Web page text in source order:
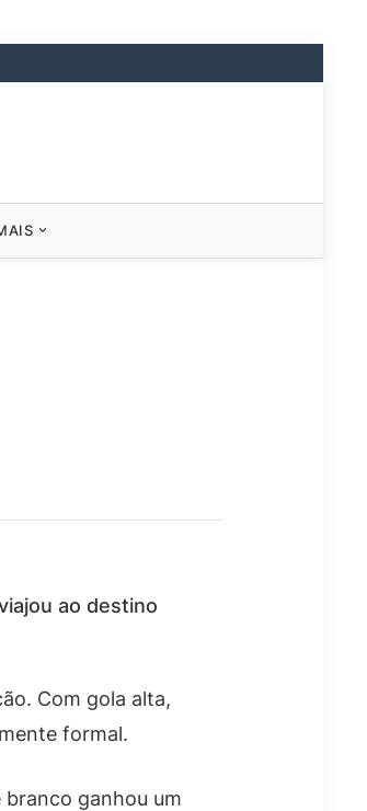
ao destino
Com gola alta,
formal.
branco ganhou um